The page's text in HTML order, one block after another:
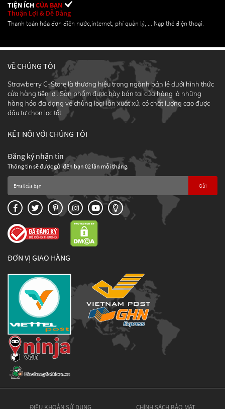
TIỆN ÍCHCỦA BẠN
Thuận Lợi & Dễ Dàng
Thanh toán hóa đơn điện nước,internet, phí quản lý, ... Nạp thẻ điện thoại.
VỀ CHÚNG TÔI
Strawberry C-Store là thương hiệu trong ngành bán lẻ dưới hình thức
cửa hàng tiện lợi. Sản phẩm được bày bán tại cửa hàng là những
hàng hóa đa dạng về chủng loại lẫn xuất xứ, có chất lượng cao được
đầu tư chọn lọc tốt.
KẾT NỐI VỚI CHÚNG TÔI
Đăng ký nhận tin
Thông tin sẽ được gửi đến bạn 02 lần mỗi tháng.
Gửi
ĐƠN VỊ GIAO HÀNG
ĐIỀU KHOẢN SỬ DỤNG CHÍNH SÁCH BẢO MẬT